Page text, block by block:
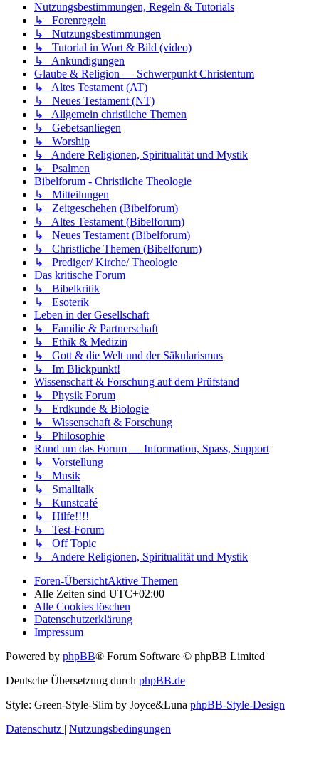
Nutzungsbestimmungen, Regeln & Tutorials
↳ Forenregeln
↳ Nutzungsbestimmungen
↳ Tutorial in Wort & Bild (video)
↳ Ankündigungen
Glaube & Religion — Schwerpunkt Christentum
↳ Altes Testament (AT)
↳ Neues Testament (NT)
↳ Allgemein christliche Themen
↳ Gebetsanliegen
↳ Worship
↳ Andere Religionen, Spiritualität und Mystik
↳ Psalmen
Bibelforum - Christliche Theologie
↳ Mitteilungen
↳ Zeitgeschehen (Bibelforum)
↳ Altes Testament (Bibelforum)
↳ Neues Testament (Bibelforum)
↳ Christliche Themen (Bibelforum)
↳ Prediger/ Kirche/ Theologie
Das kritische Forum
↳ Bibelkritik
↳ Esoterik
Leben in der Gesellschaft
↳ Familie & Partnerschaft
↳ Ethik & Medizin
↳ Gott & die Welt und der Säkularismus
↳ Im Blickpunkt!
Wissenschaft & Forschung auf dem Prüfstand
↳ Physik Forum
↳ Erdkunde & Biologie
↳ Wissenschaft & Forschung
↳ Philosophie
Rund um das Forum — Information, Spass, Support
↳ Vorstellung
↳ Musik
↳ Smalltalk
↳ Kunstcafé
↳ Hilfe!!!!
↳ Test-Forum
↳ Off Topic
↳ Andere Religionen, Spiritualität und Mystik
Foren-ÜbersichtAktive Themen
Alle Zeiten sind UTC+02:00
Alle Cookies löschen
Datenschutzerklärung
Impressum
Powered by phpBB® Forum Software © phpBB Limited
Deutsche Übersetzung durch phpBB.de
Style: Green-Style-Slim by Joyce&Luna phpBB-Style-Design
Datenschutz | Nutzungsbedingungen